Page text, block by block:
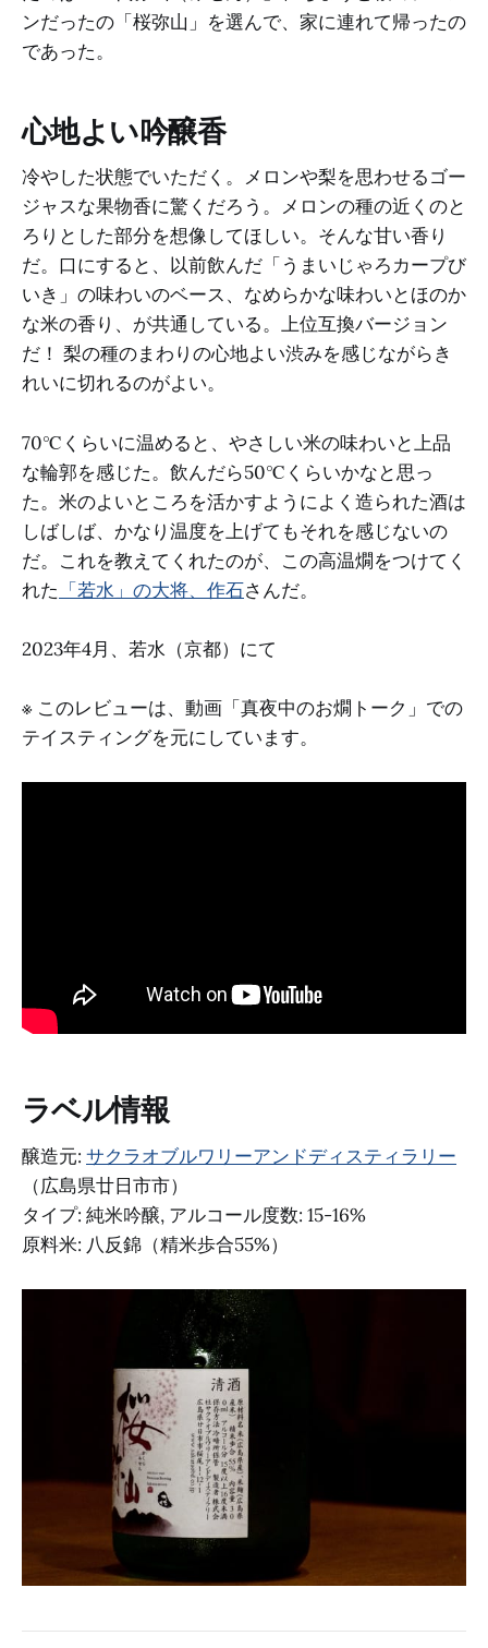
ンだったの「桜弥山」を選んで、家に連れて帰ったの
であった。
心地よい吟醸香
冷やした状態でいただく。メロンや梨を思わせるゴー
ジャスな果物香に驚くだろう。メロンの種の近くのと
ろりとした部分を想像してほしい。そんな甘い香り
だ。口にすると、以前飲んだ「うまいじゃろカープび
いき」の味わいのベース、なめらかな味わいとほのか
な米の香り、が共通している。上位互換バージョン
だ！ 梨の種のまわりの心地よい渋みを感じながらき
れいに切れるのがよい。
70℃くらいに温めると、やさしい米の味わいと上品
な輪郭を感じた。飲んだら50℃くらいかなと思っ
た。米のよいところを活かすようによく造られた酒は
しばしば、かなり温度を上げてもそれを感じないの
だ。これを教えてくれたのが、この高温燗をつけてく
れた 「若水」の大将、作石さんだ。
2023年4月、若水（京都）にて
※ このレビューは、動画「真夜中のお燗トーク」での
テイスティングを元にしています。
ラベル情報
醸造元: サクラオブルワリーアンドディスティラリー
（広島県廿日市市）
タイプ: 純米吟醸, アルコール度数: 15-16%
原料米: 八反錦（精米歩合55%）